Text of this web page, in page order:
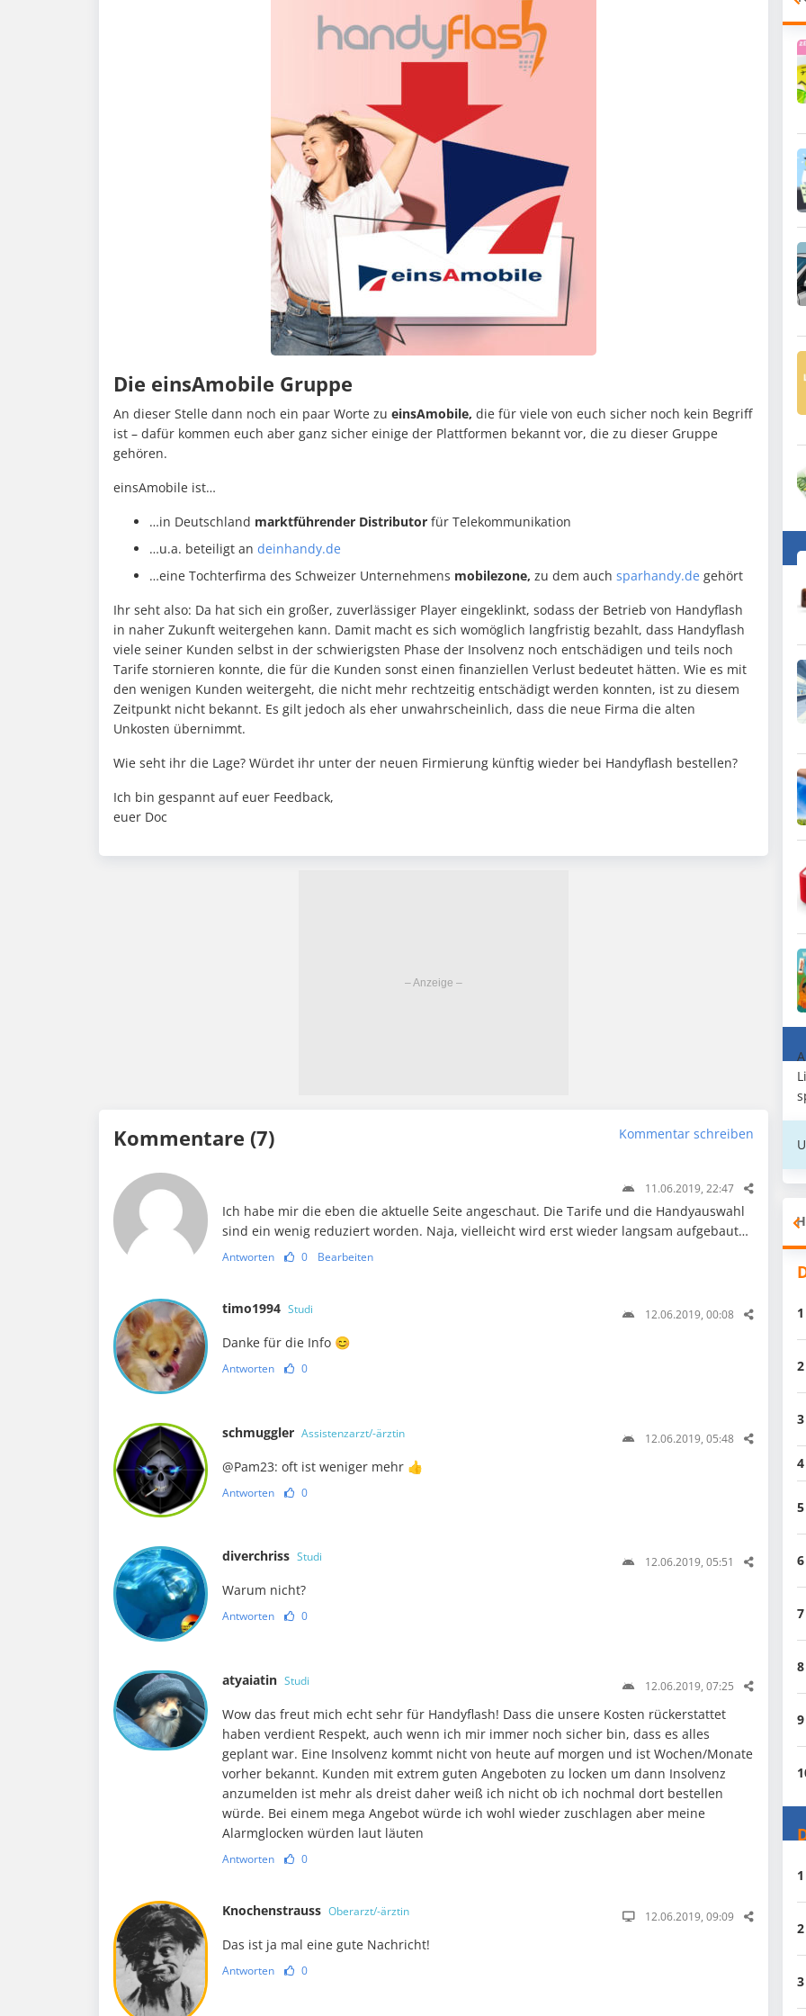
Die einsAmobile Gruppe
An dieser Stelle dann noch ein paar Worte zu einsAmobile, die für viele von euch sicher noch kein Begriff
ist – dafür kommen euch aber ganz sicher einige der Plattformen bekannt vor, die zu dieser Gruppe
gehören.
einsAmobile ist…
…in Deutschland marktführender Distributor für Telekommunikation
…u.a. beteiligt an deinhandy.de
…eine Tochterfirma des Schweizer Unternehmens mobilezone, zu dem auch sparhandy.de gehört
Ihr seht also: Da hat sich ein großer, zuverlässiger Player eingeklinkt, sodass der Betrieb von Handyflash
in naher Zukunft weitergehen kann. Damit macht es sich womöglich langfristig bezahlt, dass Handyflash
viele seiner Kunden selbst in der schwierigsten Phase der Insolvenz noch entschädigen und teils noch
Tarife stornieren konnte, die für die Kunden sonst einen finanziellen Verlust bedeutet hätten. Wie es mit
den wenigen Kunden weitergeht, die nicht mehr rechtzeitig entschädigt werden konnten, ist zu diesem
Zeitpunkt nicht bekannt. Es gilt jedoch als eher unwahrscheinlich, dass die neue Firma die alten
Unkosten übernimmt.
Wie seht ihr die Lage? Würdet ihr unter der neuen Firmierung künftig wieder bei Handyflash bestellen?
Ich bin gespannt auf euer Feedback,
euer Doc
Kommentare (7) Kommentar schreiben
11.06.2019, 22:47
Ich habe mir die eben die aktuelle Seite angeschaut. Die Tarife und die Handyauswahl
sind ein wenig reduziert worden. Naja, vielleicht wird erst wieder langsam aufgebaut…
Antworten 0 Bearbeiten
timo1994 Studi 12.06.2019, 00:08
Danke für die Info 😊
Antworten 0
schmuggler Assistenzarzt/-ärztin 12.06.2019, 05:48
@Pam23: oft ist weniger mehr 👍
Antworten 0
diverchriss Studi 12.06.2019, 05:51
Warum nicht?
Antworten 0
atyaiatin Studi 12.06.2019, 07:25
Wow das freut mich echt sehr für Handyflash! Dass die unsere Kosten rückerstattet
haben verdient Respekt, auch wenn ich mir immer noch sicher bin, dass es alles
geplant war. Eine Insolvenz kommt nicht von heute auf morgen und ist Wochen/Monate
vorher bekannt. Kunden mit extrem guten Angeboten zu locken um dann Insolvenz
anzumelden ist mehr als dreist daher weiß ich nicht ob ich nochmal dort bestellen
würde. Bei einem mega Angebot würde ich wohl wieder zuschlagen aber meine
Alarmglocken würden laut läuten
Antworten 0
Knochenstrauss Oberarzt/-ärztin 12.06.2019, 09:09
Das ist ja mal eine gute Nachricht!
Antworten 0
1
2
3
4
5
6
7
8
9
1
2
3